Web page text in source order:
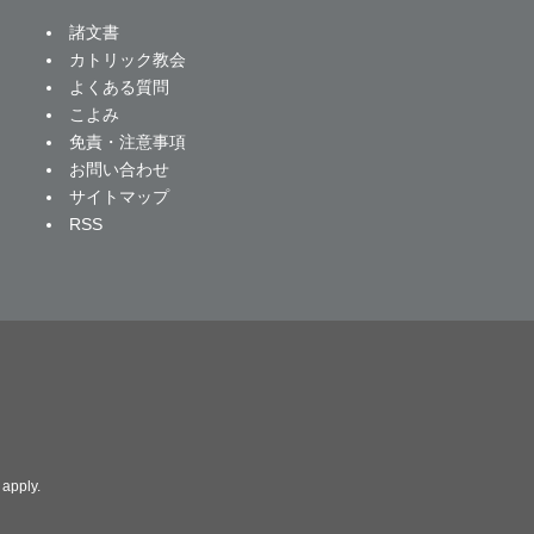
諸文書
カトリック教会
よくある質問
こよみ
免責・注意事項
お問い合わせ
サイトマップ
RSS
apply.